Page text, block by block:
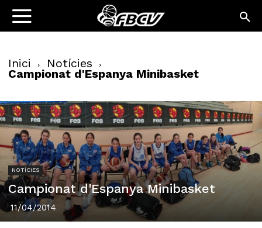
Inici Notícies
Campionat d'Espanya Minibasket
NOTÍCIES
Campionat d'Espanya Minibasket
11/04/2014